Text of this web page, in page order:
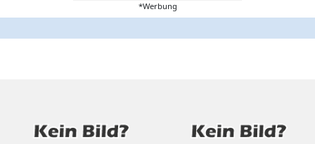
*Werbung